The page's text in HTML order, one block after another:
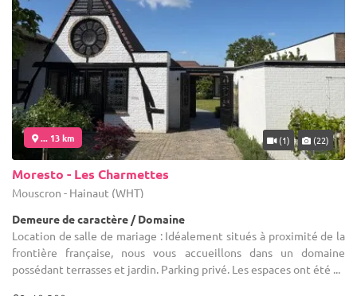
... 13 km (1) (22)
Moresto - Les Charmettes
Mouscron - Hainaut (WHT)
Demeure de caractère / Domaine
Location de salle de mariage : Idéalement situés à proximité de la
frontière française, nous vous accueillons dans un domaine
possédant terrasses et jardin. Parking privé. Les espaces ont été ...